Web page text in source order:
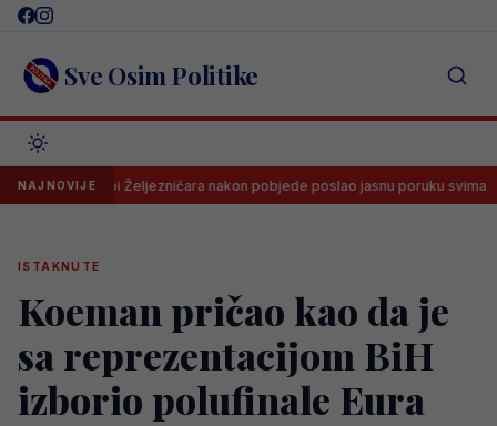
Skip
content Sve Osim Politike
NAJNOVIJE
na klupi Željezničara nakon pobjede poslao jasnu poruku svima
ISTAKNUTE
Koeman pričao kao da je
sa reprezentacijom BiH
izborio polufinale Eura